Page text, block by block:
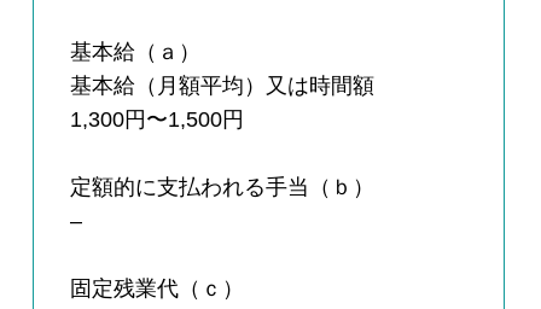
基本給（ａ）
基本給（月額平均）又は時間額
1,300円〜1,500円
定額的に支払われる手当（ｂ）
–
固定残業代（ｃ）